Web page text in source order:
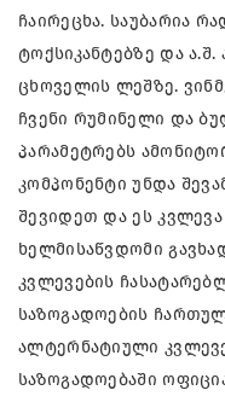
ჩაირეცხა. საუბარია
ტოქსიკანტებზე და
ცხოველის ლეშზე.
ჩვენი რუმინელი და
პარამეტრებს
კომპონენტი უნდა
შევიდეთ და ეს
ხელმისაწვდომი
კვლევების
საზოგადოების
ალტერნატიული
საზოგადოებაში